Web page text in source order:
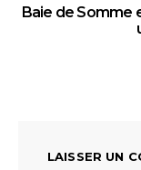
Baie de Somme
LAISSER UN